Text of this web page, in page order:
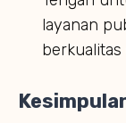
layanan